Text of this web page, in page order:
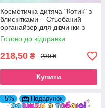
Косметичка дитяча "Котик" з
блискітками – Стьобаний
органайзер для дівчинки з
ремінцем м'ятний
Готово до відправки
218,50 ₴ 230 ₴
Купити
–5% Подарунок